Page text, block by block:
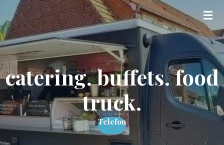
Zum
Hauptinhalt
springen
catering. buffets. food
truck.
Telefon